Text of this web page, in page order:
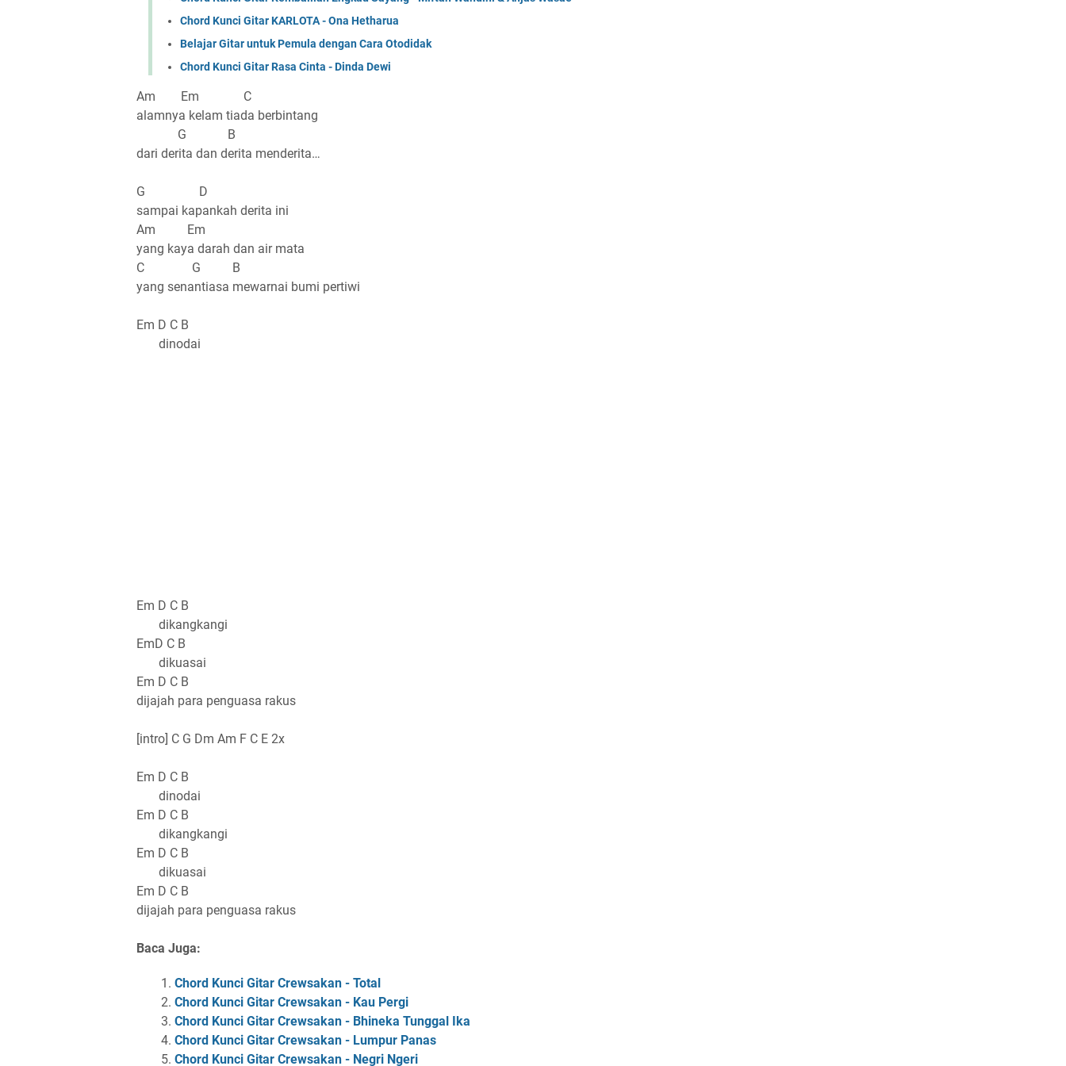
Chord Kunci Gitar KARLOTA - Ona Hetharua
Belajar Gitar untuk Pemula dengan Cara Otodidak
Chord Kunci Gitar Rasa Cinta - Dinda Dewi
Am Em C
alamnya kelam tiada berbintang
G B
dari derita dan derita menderita…
G D
sampai kapankah derita ini
Am Em
yang kaya darah dan air mata
C G B
yang senantiasa mewarnai bumi pertiwi
Em D C B
dinodai
Em D C B
dikangkangi
EmD C B
dikuasai
Em D C B
dijajah para penguasa rakus
[intro] C G Dm Am F C E 2x
Em D C B
dinodai
Em D C B
dikangkangi
Em D C B
dikuasai
Em D C B
dijajah para penguasa rakus
Baca Juga:
Chord Kunci Gitar Crewsakan - Total
Chord Kunci Gitar Crewsakan - Kau Pergi
Chord Kunci Gitar Crewsakan - Bhineka Tunggal Ika
Chord Kunci Gitar Crewsakan - Lumpur Panas
Chord Kunci Gitar Crewsakan - Negri Ngeri